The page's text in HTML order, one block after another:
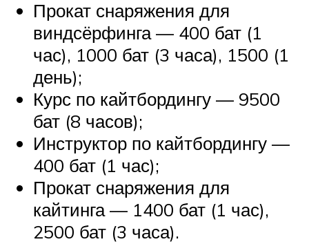
Прокат снаряжения для
виндсёрфинга — 400 бат (1
час), 1000 бат (3 часа), 1500 (1
день);
Курс по кайтбордингу — 9500
бат (8 часов);
Инструктор по кайтбордингу —
400 бат (1 час);
Прокат снаряжения для
кайтинга — 1400 бат (1 час),
2500 бат (3 часа).